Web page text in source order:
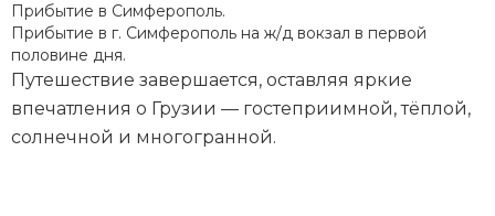
Прибытие в Симферополь.
Прибытие в г. Симферополь на ж/д вокзал в первой
половине дня.
Путешествие завершается, оставляя яркие
впечатления о Грузии — гостеприимной, тёплой,
солнечной и многогранной.